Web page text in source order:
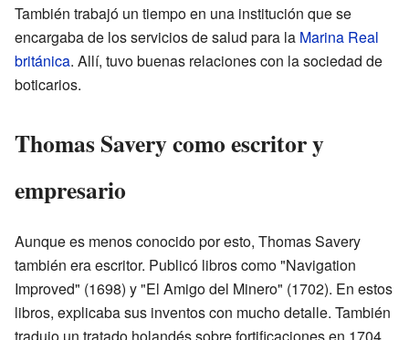
También trabajó un tiempo en una institución que se
encargaba de los servicios de salud para la Marina Real
británica. Allí, tuvo buenas relaciones con la sociedad de
boticarios.
Thomas Savery como escritor y
empresario
Aunque es menos conocido por esto, Thomas Savery
también era escritor. Publicó libros como "Navigation
Improved" (1698) y "El Amigo del Minero" (1702). En estos
libros, explicaba sus inventos con mucho detalle. También